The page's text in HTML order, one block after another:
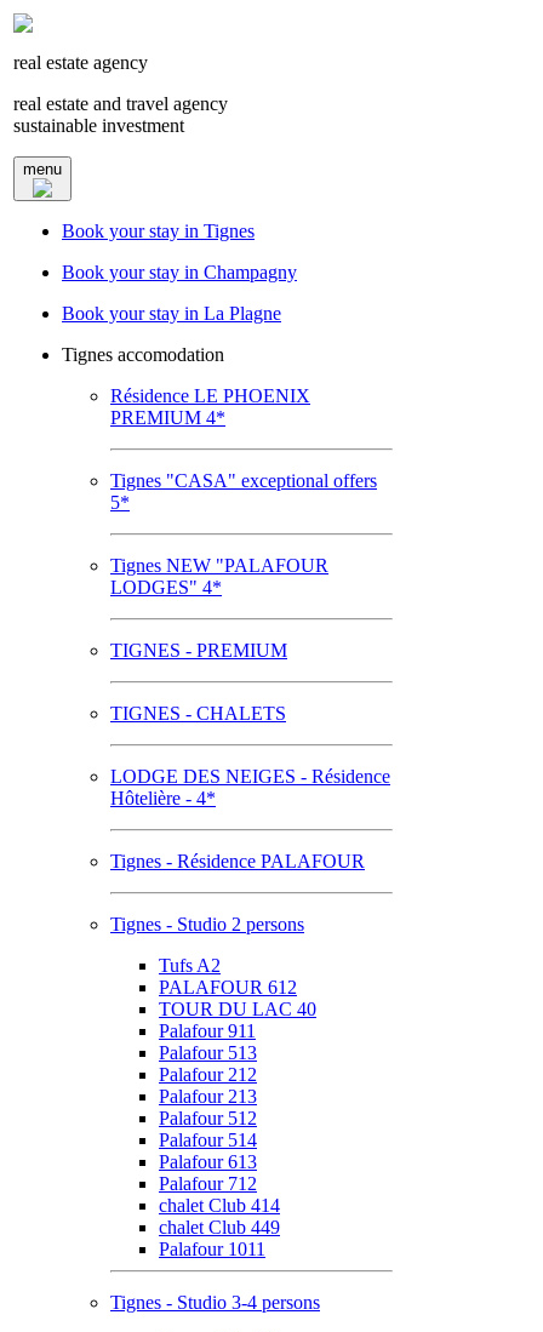
real estate agency
real estate and travel agency
sustainable investment
menu
Book your stay in Tignes
Book your stay in Champagny
Book your stay in La Plagne
Tignes accomodation
Résidence LE PHOENIX
PREMIUM 4*
Tignes "CASA" exceptional offers
5*
Tignes NEW "PALAFOUR
LODGES" 4*
TIGNES - PREMIUM
TIGNES - CHALETS
LODGE DES NEIGES - Résidence
Hôtelière - 4*
Tignes - Résidence PALAFOUR
Tignes - Studio 2 persons
Tufs A2
PALAFOUR 612
TOUR DU LAC 40
Palafour 911
Palafour 513
Palafour 212
Palafour 213
Palafour 512
Palafour 514
Palafour 613
Palafour 712
chalet Club 414
chalet Club 449
Palafour 1011
Tignes - Studio 3-4 persons